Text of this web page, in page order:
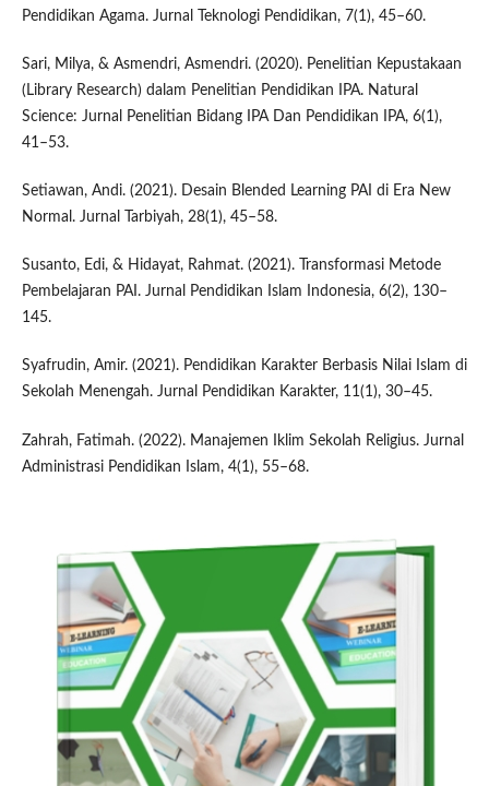
Pendidikan Agama. Jurnal Teknologi Pendidikan, 7(1), 45–60.
Sari, Milya, & Asmendri, Asmendri. (2020). Penelitian Kepustakaan
(Library Research) dalam Penelitian Pendidikan IPA. Natural
Science: Jurnal Penelitian Bidang IPA Dan Pendidikan IPA, 6(1),
41–53.
Setiawan, Andi. (2021). Desain Blended Learning PAI di Era New
Normal. Jurnal Tarbiyah, 28(1), 45–58.
Susanto, Edi, & Hidayat, Rahmat. (2021). Transformasi Metode
Pembelajaran PAI. Jurnal Pendidikan Islam Indonesia, 6(2), 130–
145.
Syafrudin, Amir. (2021). Pendidikan Karakter Berbasis Nilai Islam di
Sekolah Menengah. Jurnal Pendidikan Karakter, 11(1), 30–45.
Zahrah, Fatimah. (2022). Manajemen Iklim Sekolah Religius. Jurnal
Administrasi Pendidikan Islam, 4(1), 55–68.